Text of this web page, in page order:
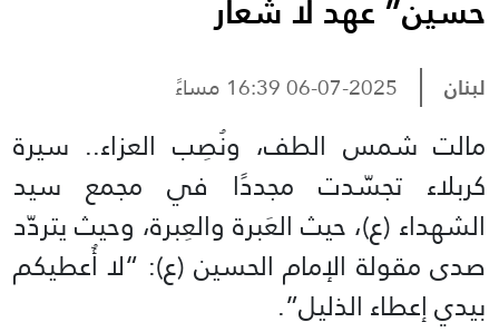
لبنان 06-07-2025 16:39 مساءً
مالت شمس الطف، ونُصِب العزاء.. سيرة
كربلاء تجسّدت مجددًا في مجمع سيد
الشهداء (ع)، حيث العَبرة والعِبرة، وحيث يتردّد
صدى مقولة الإمام الحسين (ع): “لا أُعطيكم
بيدي إعطاء الذليل”.